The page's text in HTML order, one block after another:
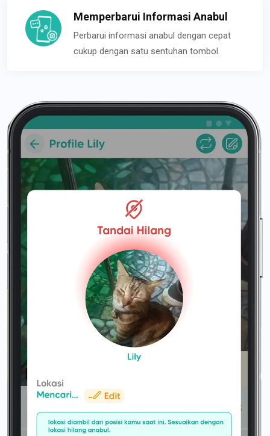
Memperbarui Informasi Anabul
Perbarui informasi anabul dengan cepat
cukup dengan satu sentuhan tombol.